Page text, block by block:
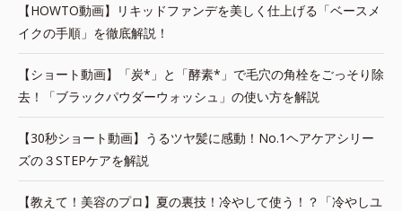
【HOWTO動画】リキッドファンデを美しく仕上げる「ベースメ
イクの手順」を徹底解説！
【ショート動画】「炭*」と「酵素*」で毛穴の角栓をごっそり除
去！「ブラックパウダーウォッシュ」の使い方を解説
【30秒ショート動画】うるツヤ髪に感動！No.1ヘアケアシリー
ズの３STEPケアを解説
【教えて！美容のプロ】夏の裏技！冷やして使う！？「冷やしユ